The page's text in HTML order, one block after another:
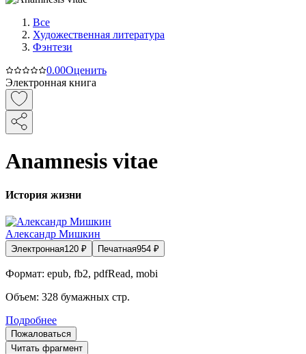
Все
Художественная литература
Фэнтези
0.00Оценить
Электронная книга
Anamnesis vitae
История жизни
Александр Мишкин
Электронная120 ₽ Печатная954 ₽
Формат: epub, fb2, pdfRead, mobi
Объем: 328 бумажных стр.
Подробнее
Пожаловаться
Читать фрагмент